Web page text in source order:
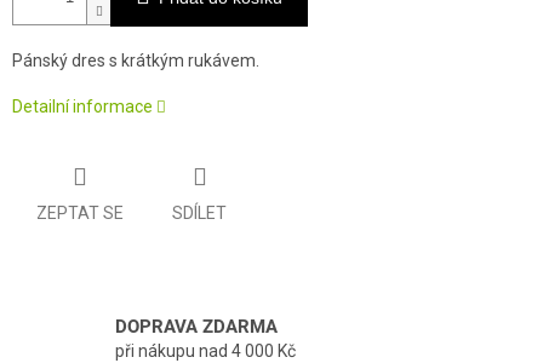
Pánský dres s krátkým rukávem.
Detailní informace
ZEPTAT SE SDÍLET
DOPRAVA ZDARMA
při nákupu nad 4 000 Kč